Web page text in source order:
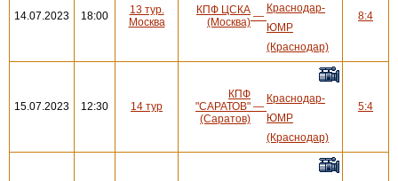
14.07.2023 18:00
13 тур.
Москва
КПФ ЦСКА
(Москва) —
Краснодар-
ЮМР
(Краснодар)
8:4
15.07.2023 12:30 14 тур
КПФ
"САРАТОВ"
(Саратов)
—
Краснодар-
ЮМР
(Краснодар)
5:4